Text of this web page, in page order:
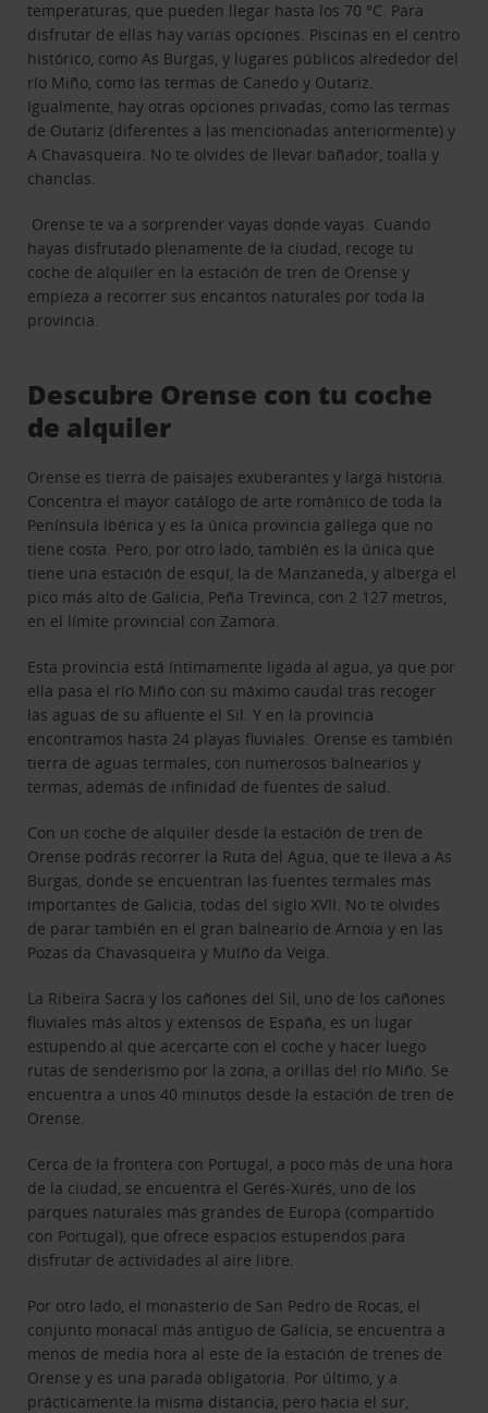
temperaturas, que pueden llegar hasta los 70 °C. Para
disfrutar de ellas hay varias opciones. Piscinas en el centro
histórico, como As Burgas, y lugares públicos alrededor del
río Miño, como las termas de Canedo y Outariz.
Igualmente, hay otras opciones privadas, como las termas
de Outariz (diferentes a las mencionadas anteriormente) y
A Chavasqueira. No te olvides de llevar bañador, toalla y
chanclas.
Orense te va a sorprender vayas donde vayas. Cuando
hayas disfrutado plenamente de la ciudad, recoge tu
coche de alquiler en la estación de tren de Orense y
empieza a recorrer sus encantos naturales por toda la
provincia.
Descubre Orense con tu coche
de alquiler
Orense es tierra de paisajes exuberantes y larga historia.
Concentra el mayor catálogo de arte románico de toda la
Península Ibérica y es la única provincia gallega que no
tiene costa. Pero, por otro lado, también es la única que
tiene una estación de esquí, la de Manzaneda, y alberga el
pico más alto de Galicia, Peña Trevinca, con 2 127 metros,
en el límite provincial con Zamora.
Esta provincia está íntimamente ligada al agua, ya que por
ella pasa el río Miño con su máximo caudal tras recoger
las aguas de su afluente el Sil. Y en la provincia
encontramos hasta 24 playas fluviales. Orense es también
tierra de aguas termales, con numerosos balnearios y
termas, además de infinidad de fuentes de salud.
Con un coche de alquiler desde la estación de tren de
Orense podrás recorrer la Ruta del Agua, que te lleva a As
Burgas, donde se encuentran las fuentes termales más
importantes de Galicia, todas del siglo XVII. No te olvides
de parar también en el gran balneario de Arnoia y en las
Pozas da Chavasqueira y Muíño da Veiga.
La Ribeira Sacra y los cañones del Sil, uno de los cañones
fluviales más altos y extensos de España, es un lugar
estupendo al que acercarte con el coche y hacer luego
rutas de senderismo por la zona, a orillas del río Miño. Se
encuentra a unos 40 minutos desde la estación de tren de
Orense.
Cerca de la frontera con Portugal, a poco más de una hora
de la ciudad, se encuentra el Gerés-Xurés, uno de los
parques naturales más grandes de Europa (compartido
con Portugal), que ofrece espacios estupendos para
disfrutar de actividades al aire libre.
Por otro lado, el monasterio de San Pedro de Rocas, el
conjunto monacal más antiguo de Galicia, se encuentra a
menos de media hora al este de la estación de trenes de
Orense y es una parada obligatoria. Por último, y a
prácticamente la misma distancia, pero hacia el sur,